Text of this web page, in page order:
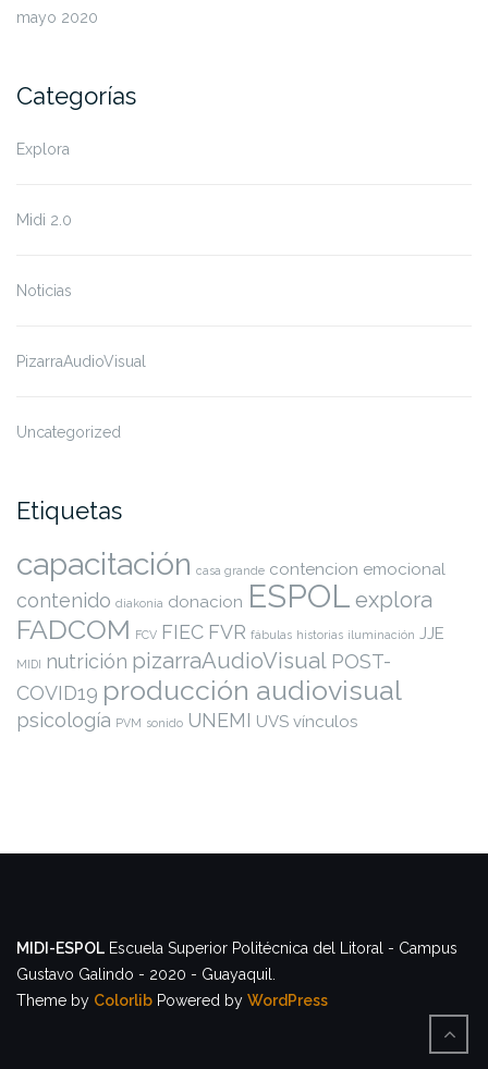
mayo 2020
Categorías
Explora
Midi 2.0
Noticias
PizarraAudioVisual
Uncategorized
Etiquetas
capacitación casa grande contencion emocional
contenido diakonia donacion ESPOL explora
FADCOM FCV FIEC FVR fábulas historias iluminación JJE
MIDI nutrición pizarraAudioVisual POST-
COVID19 producción audiovisual
psicología PVM sonido UNEMI UVS vínculos
MIDI-ESPOL Escuela Superior Politécnica del Litoral - Campus
Gustavo Galindo - 2020 - Guayaquil.
Theme by Colorlib Powered by WordPress